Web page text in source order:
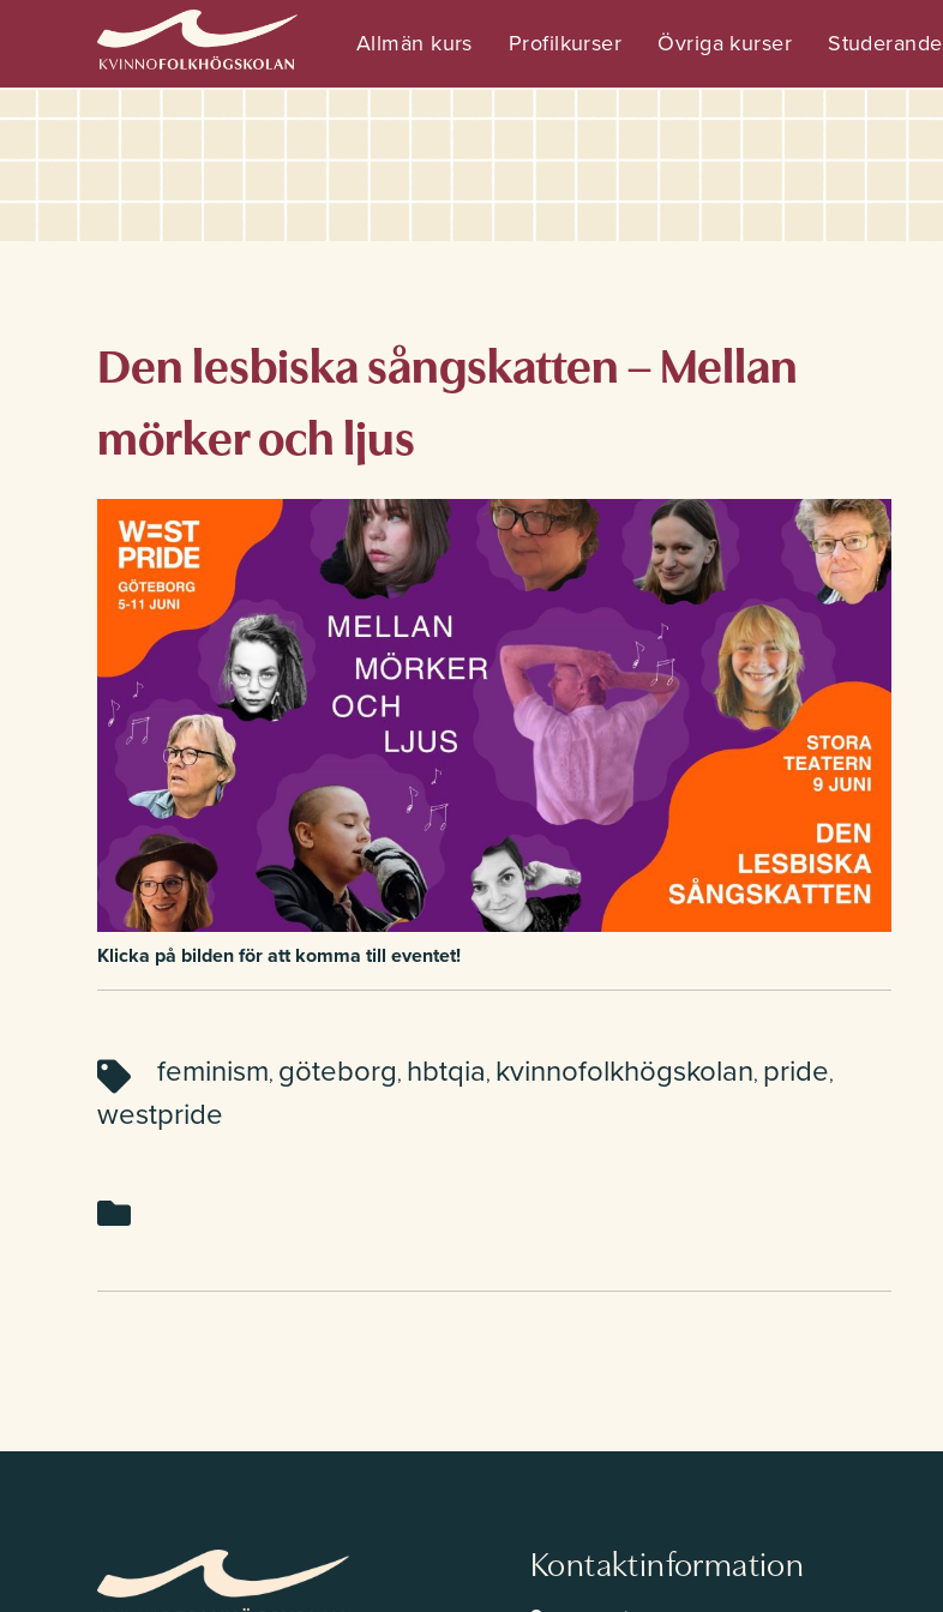
Allmän kurs Profilkurser Övriga kurser Studerande
Den lesbiska sångskatten – Mellan
mörker och ljus
Klicka på bilden för att komma till eventet!
feminism, göteborg, hbtqia, kvinnofolkhögskolan, pride,
westpride
Kontaktinformation